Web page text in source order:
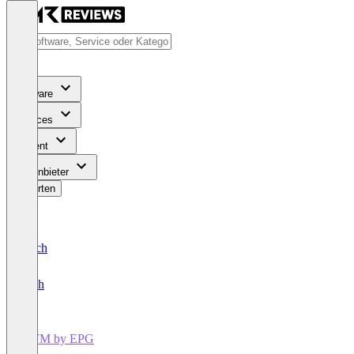
Software
Services
Content
Für Anbieter
Bewerten
Deutsch
English
WFM by EPG